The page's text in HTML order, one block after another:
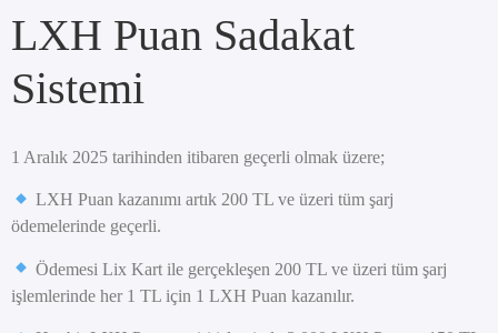
LXH Puan Sadakat
Sistemi
1 Aralık 2025 tarihinden itibaren geçerli olmak üzere;
LXH Puan kazanımı artık 200 TL ve üzeri tüm şarj
ödemelerinde geçerli.
Ödemesi Lix Kart ile gerçekleşen 200 TL ve üzeri tüm şarj
işlemlerinde her 1 TL için 1 LXH Puan kazanılır.